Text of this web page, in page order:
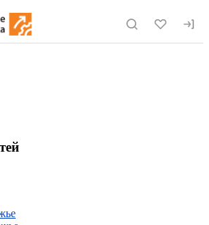
по сайту eqinfo.ru
планирует